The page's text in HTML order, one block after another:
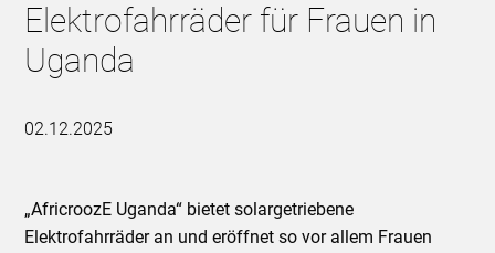
Elektrofahrräder für Frauen in
Uganda
02.12.2025
„AfricroozE Uganda“ bietet solargetriebene
Elektrofahrräder an und eröffnet so vor allem Frauen